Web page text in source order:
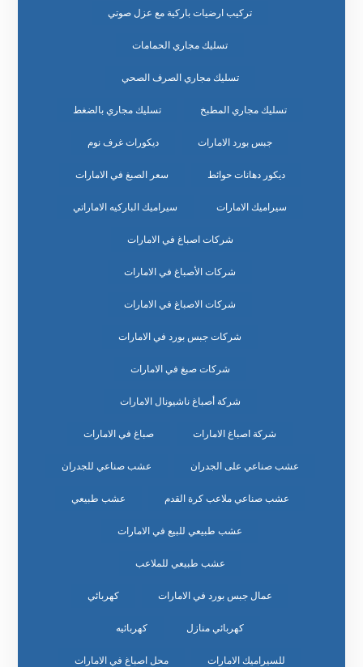
تركيب ارضيات باركية مع عزل صوتي
تسليك مجاري الحمامات
تسليك مجاري الصرف الصحي
تسليك مجاري المطبخ تسليك مجاري بالضغط
جبس بورد الامارات ديكورات غرف نوم
ديكور دهانات حوائط سعر الصبغ في الامارات
سيراميك الامارات سيراميك الباركيه الاماراتي
شركات اصباغ في الامارات
شركات الأصباغ في الامارات
شركات الاصباغ في الامارات
شركات جبس بورد في الامارات
شركات صبغ في الامارات
شركة أصباغ ناشيونال الامارات
شركة اصباغ الامارات صباغ في الامارات
عشب صناعي على الجدران عشب صناعي للجدران
عشب صناعي ملاعب كرة القدم عشب طبيعي
عشب طبيعي للبيع في الامارات
عشب طبيعي للملاعب
عمال جبس بورد في الامارات كهربائي
كهربائي منازل كهربائيه
للسيراميك الامارات محل اصباغ في الامارات